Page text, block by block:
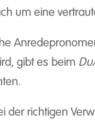
um eine
gibt es beim
der richtigen